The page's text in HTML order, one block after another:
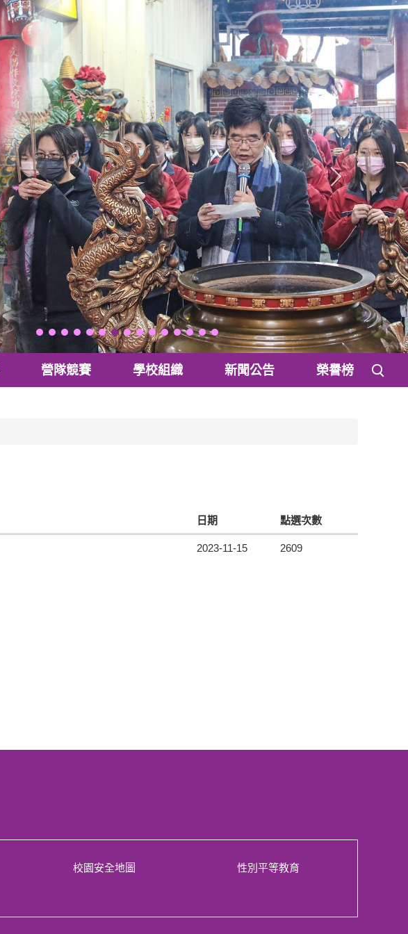
營隊競賽 學校組織 新聞公告 榮譽榜
日期 點選次數
2023-11-15 2609
校園安全地圖 性別平等教育